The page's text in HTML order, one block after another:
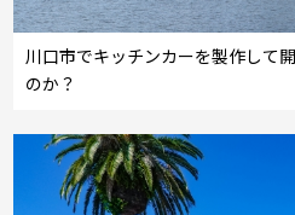
川口市でキッチンカーを製作して
のか？